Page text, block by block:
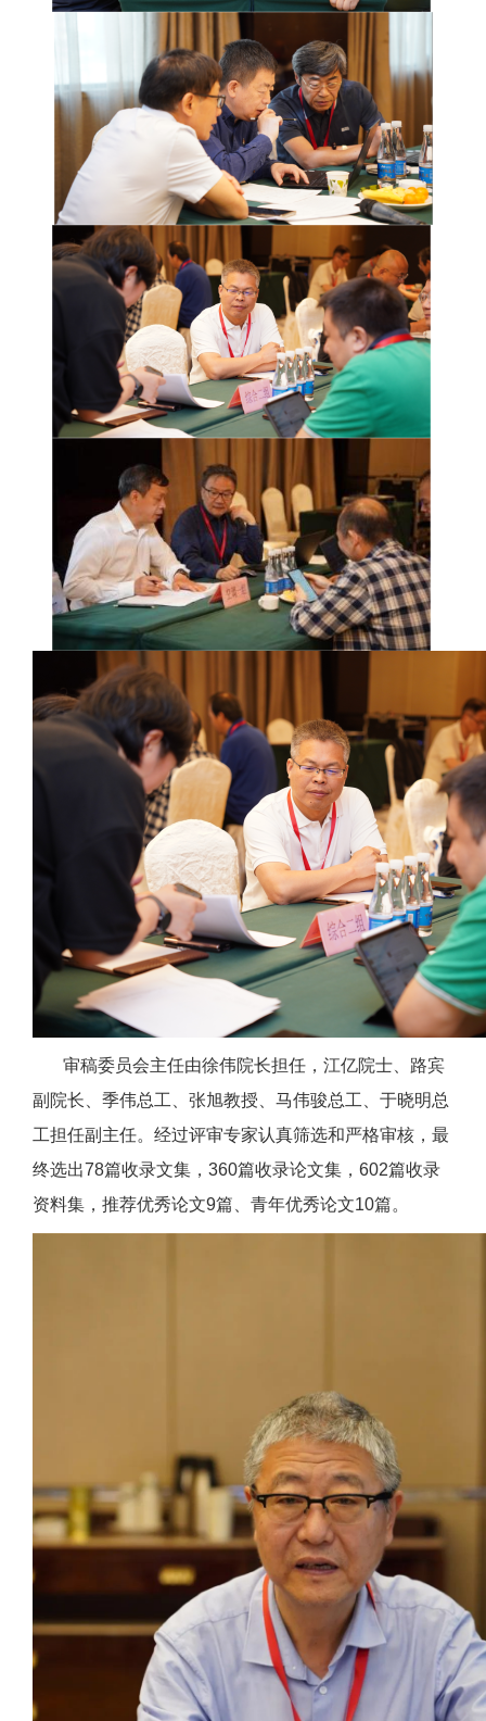
审稿委员会主任由徐伟院长担任，江亿院士、路宾
副院长、季伟总工、张旭教授、马伟骏总工、于晓明总
工担任副主任。经过评审专家认真筛选和严格审核，最
终选出78篇收录文集，360篇收录论文集，602篇收录
资料集，推荐优秀论文9篇、青年优秀论文10篇。